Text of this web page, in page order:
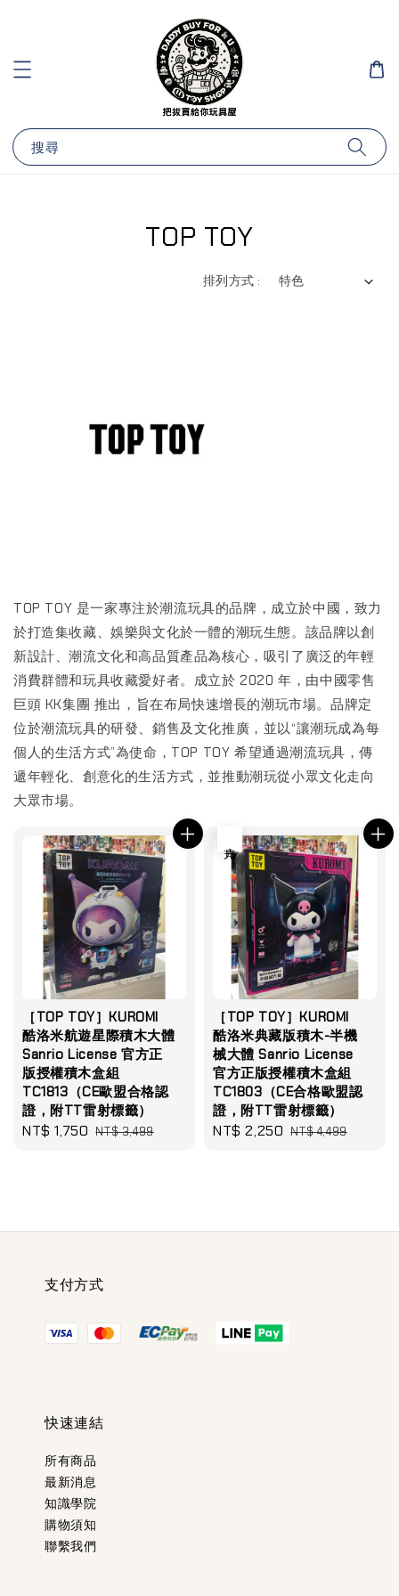
搜尋
TOP TOY
排列方式 :
TOP TOY 是一家專注於潮流玩具的品牌，成立於中國，致力
於打造集收藏、娛樂與文化於一體的潮玩生態。該品牌以創
新設計、潮流文化和高品質產品為核心，吸引了廣泛的年輕
消費群體和玩具收藏愛好者。成立於 2020 年，由中國零售
巨頭 KK集團 推出，旨在布局快速增長的潮玩市場。品牌定
位於潮流玩具的研發、銷售及文化推廣，並以“讓潮玩成為每
個人的生活方式”為使命，TOP TOY 希望通過潮流玩具，傳
遞年輕化、創意化的生活方式，並推動潮玩從小眾文化走向
大眾市場。
［TOP TOY］KUROMI
酷洛米航遊星際積木大體
Sanrio License 官方正
版授權積木盒組
TC1813（CE歐盟合格認
證，附TT雷射標籤）
Sale
NT$ 1,750 Regular
NT$ 3,499
［TOP TOY］KUROMI
酷洛米典藏版積木-半機
械大體 Sanrio License
官方正版授權積木盒組
TC1803（CE合格歐盟認
證，附TT雷射標籤）
Sale
NT$ 2,250 Regular
NT$ 4,499
支付方式
快速連結
所有商品
最新消息
知識學院
購物須知
聯繫我們